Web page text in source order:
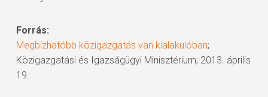
Forrás:
Megbízhatóbb közigazgatás van kialakulóban;
Közigazgatási és Igazságügyi Minisztérium; 2013. április
19.